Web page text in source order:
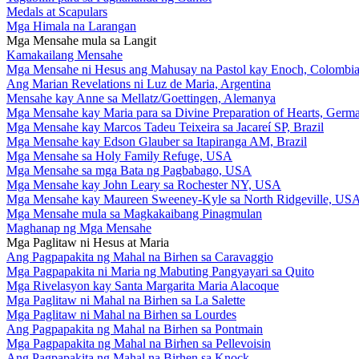
Medals at Scapulars
Mga Himala na Larangan
Mga Mensahe mula sa Langit
Kamakailang Mensahe
Mga Mensahe ni Hesus ang Mahusay na Pastol kay Enoch, Colombia
Ang Marian Revelations ni Luz de Maria, Argentina
Mensahe kay Anne sa Mellatz/Goettingen, Alemanya
Mga Mensahe kay Maria para sa Divine Preparation of Hearts,
Mga Mensahe kay Marcos Tadeu Teixeira sa Jacareí SP, Brazil
Mga Mensahe kay Edson Glauber sa Itapiranga AM, Brazil
Mga Mensahe sa Holy Family Refuge, USA
Mga Mensahe sa mga Bata ng Pagbabago, USA
Mga Mensahe kay John Leary sa Rochester NY, USA
Mga Mensahe kay Maureen Sweeney-Kyle sa North Ridgeville, USA
Mga Mensahe mula sa Magkakaibang Pinagmulan
Maghanap ng Mga Mensahe
Mga Paglitaw ni Hesus at Maria
Ang Pagpapakita ng Mahal na Birhen sa Caravaggio
Mga Pagpapakita ni Maria ng Mabuting Pangyayari sa Quito
Mga Rivelasyon kay Santa Margarita Maria Alacoque
Mga Paglitaw ni Mahal na Birhen sa La Salette
Mga Paglitaw ni Mahal na Birhen sa Lourdes
Ang Pagpapakita ng Mahal na Birhen sa Pontmain
Mga Pagpapakita ng Mahal na Birhen sa Pellevoisin